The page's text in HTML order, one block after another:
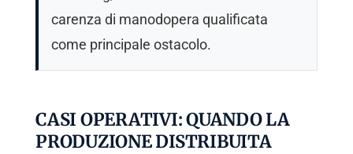
carenza di manodopera qualificata
come principale ostacolo.
CASI OPERATIVI: QUANDO LA
PRODUZIONE DISTRIBUITA